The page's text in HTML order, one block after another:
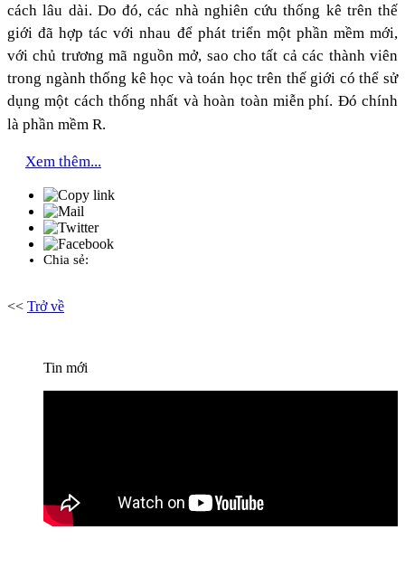
cách lâu dài. Do đó, các nhà nghiên cứu thống kê trên thế
giới đã hợp tác với nhau để phát triển một phần mềm mới,
với chủ trương mã nguồn mở, sao cho tất cả các thành viên
trong ngành thống kê học và toán học trên thế giới có thể sử
dụng một cách thống nhất và hoàn toàn miễn phí. Đó chính
là phần mềm R.
Xem thêm...
Chia sẻ:
<< Trở về
Tin mới